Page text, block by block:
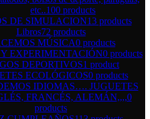
etc..100 products
DE SIMULACION13 products
Libros72 products
MÚSICA0 products
EXPERIMENTACIÓN0 products
DEPORTIVOS1 product
ECOLÓGICOS0 products
IDIOMAS…. JUGUETES
FRANCÉS, ALEMÁN,,,,0
products